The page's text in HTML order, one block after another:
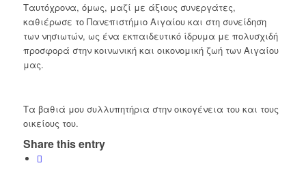
Ταυτόχρονα, όμως, μαζί με άξιους συνεργάτες,
καθιέρωσε το Πανεπιστήμιο Αιγαίου και στη συνείδηση
των νησιωτών, ως ένα εκπαιδευτικό ίδρυμα με πολυσχιδή
προσφορά στην κοινωνική και οικονομική ζωή των Αιγαίου
μας.
Τα βαθιά μου συλλυπητήρια στην οικογένεια του και τους
οικείους του.
Share this entry